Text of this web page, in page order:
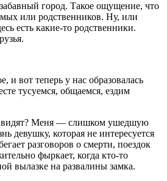
город. Такое ощущение, что
или родственников. Ну, или
есть какие-то родственники.
и вот теперь у нас образовалась
тусуемся, общаемся, ездим
видят? Меня — слишком ушедшую
девушку, которая не интересуется
разговоров о смерти, поездок
фыркает, когда кто-то
вылазке на развалины замка.